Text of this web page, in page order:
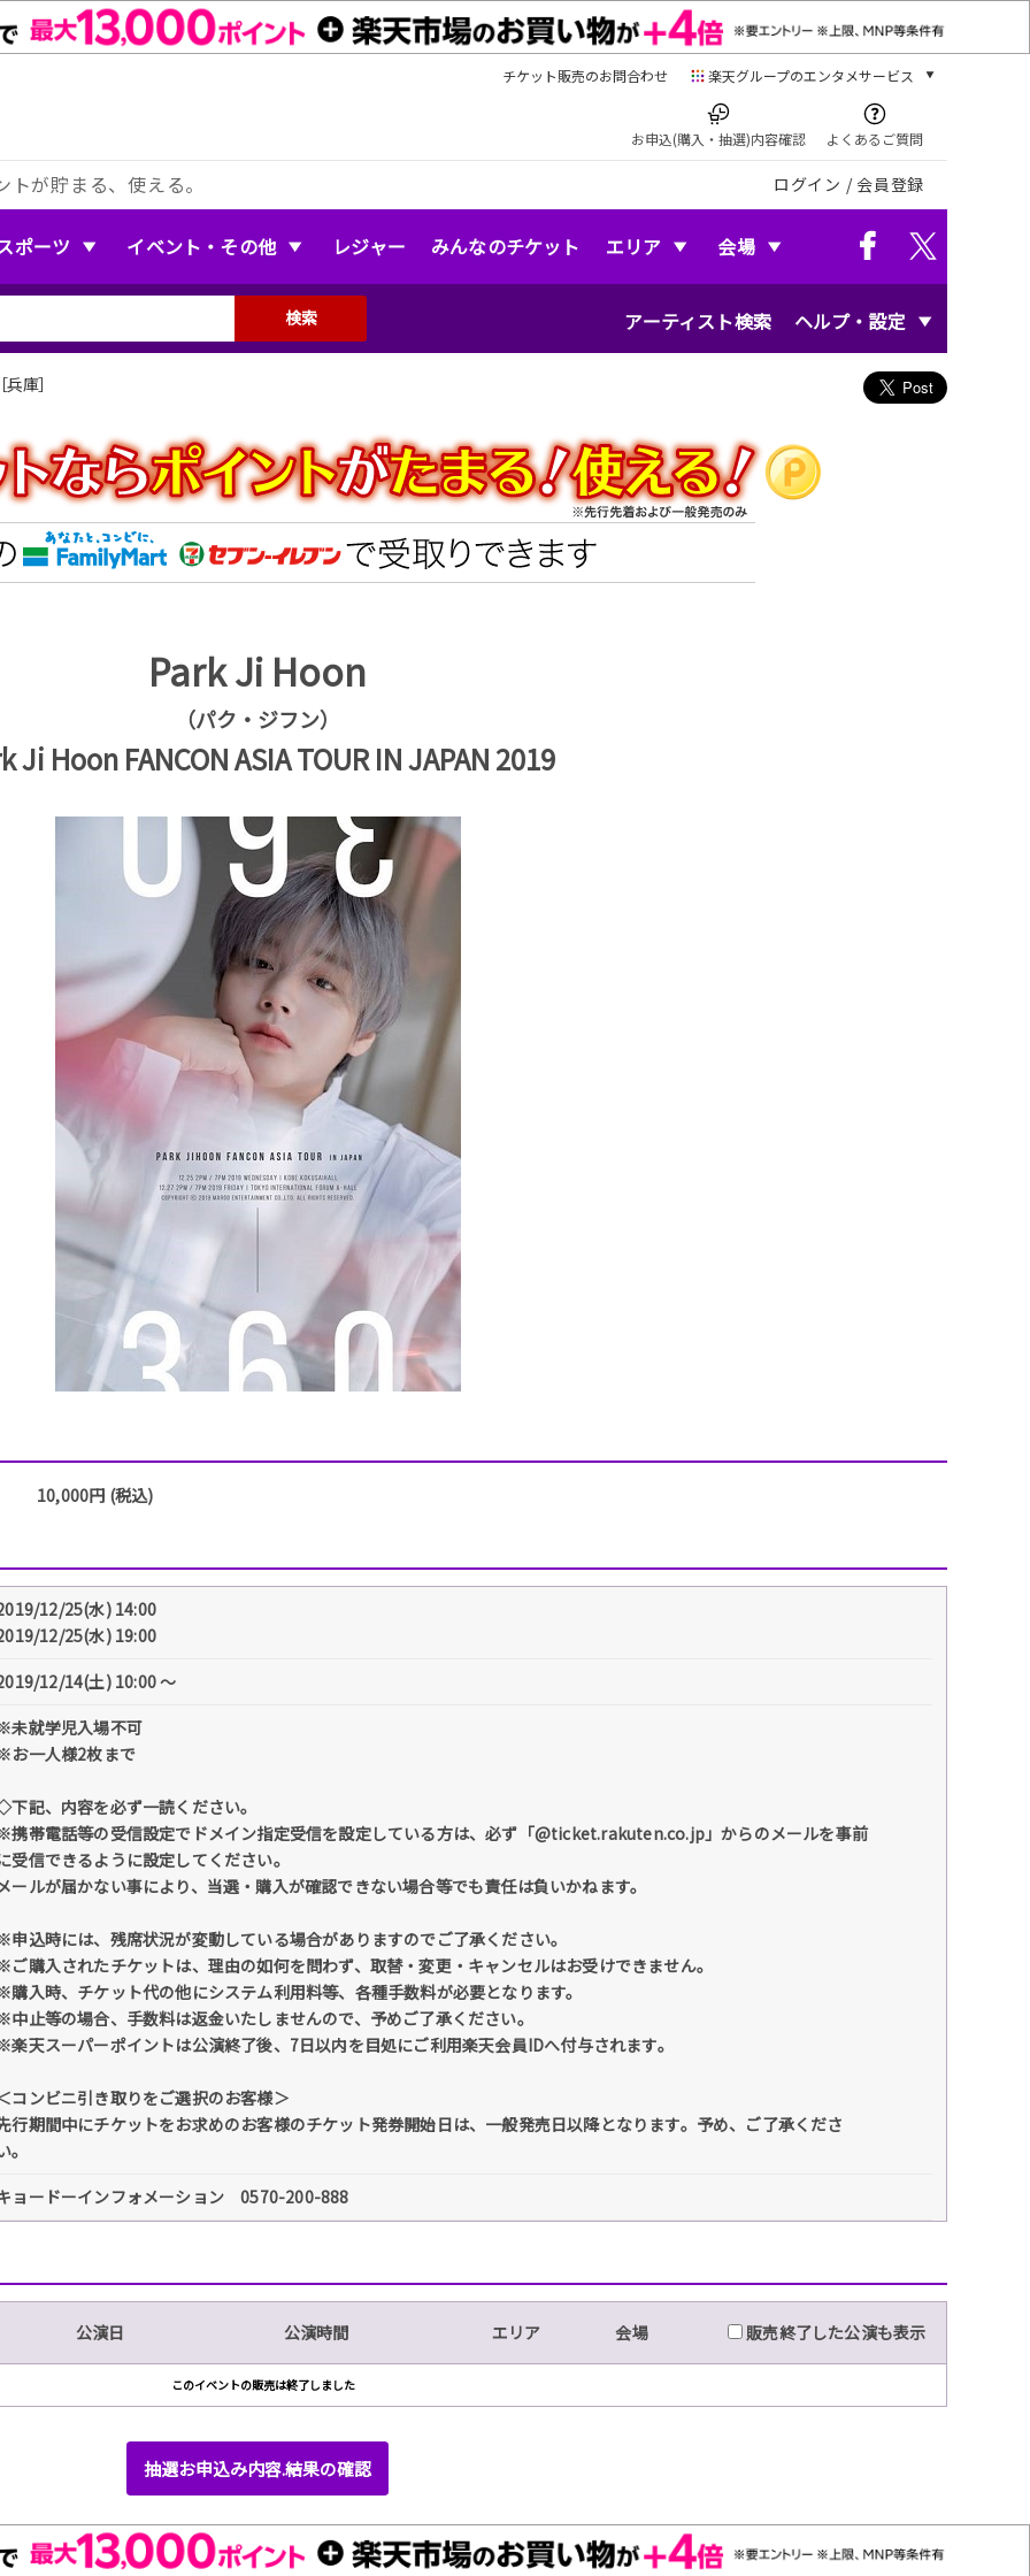
チケット販売のお問合わせ 楽天グループのエンタメサービス
本/ゲーム/CD/DVD
楽天ブックス
電子書籍
楽天Kobo
音楽配信
Rakuten PLAY
無料テレビ
お申込(購入・抽選)内容確認 よくあるご質問
が貯まる、使える。 ログイン / 会員登録
ポーツ イベント・その他 レジャー みんなのチケット エリア 会場
アーティスト検索 ヘルプ・設定
検索
庫］
Park Ji Hoon
（パク・ジフン）
Ji Hoon FANCON ASIA TOUR IN JAPAN 2019
10,000円 (税込)
12/25(水) 14:00
12/25(水) 19:00
12/14(土) 10:00 〜
未就学児⼊場不可
お一人様2枚まで
下記、内容を必ず一読ください。
携帯電話等の受信設定でドメイン指定受信を設定している方は、必ず「@ticket.rakuten.co.jp」からのメールを事前
受信できるように設定してください。
ールが届かない事により、当選・購入が確認できない場合等でも責任は負いかねます。
申込時には、残席状況が変動している場合がありますのでご了承ください。
ご購入されたチケットは、理由の如何を問わず、取替・変更・キャンセルはお受けできません。
購入時、チケット代の他にシステム利用料等、各種手数料が必要となります。
中止等の場合、手数料は返金いたしませんので、予めご了承ください。
楽天スーパーポイントは公演終了後、7日以内を目処にご利用楽天会員IDへ付与されます。
コンビニ引き取りをご選択のお客様＞
行期間中にチケットをお求めのお客様のチケット発券開始日は、一般発売日以降となります。予め、ご了承くださ
。
ョードーインフォメーション 0570-200-888
公演日 公演時間 エリア 会場 販売終了した公演も表示
このイベントの販売は終了しました
抽選お申込み内容.結果の確認